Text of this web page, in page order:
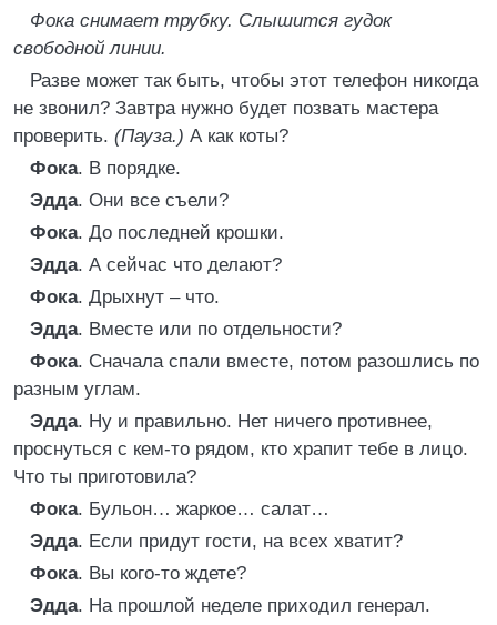
Фока снимает трубку. Слышится гудок
свободной линии.
Разве может так быть, чтобы этот телефон никогда
не звонил? Завтра нужно будет позвать мастера
проверить. (Пауза.) А как коты?
Фока. В порядке.
Эдда. Они все съели?
Фока. До последней крошки.
Эдда. А сейчас что делают?
Фока. Дрыхнут – что.
Эдда. Вместе или по отдельности?
Фока. Сначала спали вместе, потом разошлись по
разным углам.
Эдда. Ну и правильно. Нет ничего противнее,
проснуться с кем-то рядом, кто храпит тебе в лицо.
Что ты приготовила?
Фока. Бульон… жаркое… салат…
Эдда. Если придут гости, на всех хватит?
Фока. Вы кого-то ждете?
Эдда. На прошлой неделе приходил генерал.